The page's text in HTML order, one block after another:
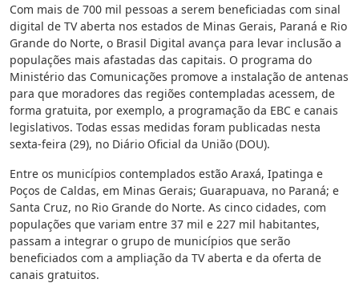
Com mais de 700 mil pessoas a serem beneficiadas com sinal
digital de TV aberta nos estados de Minas Gerais, Paraná e Rio
Grande do Norte, o Brasil Digital avança para levar inclusão a
populações mais afastadas das capitais. O programa do
Ministério das Comunicações promove a instalação de antenas
para que moradores das regiões contempladas acessem, de
forma gratuita, por exemplo, a programação da EBC e canais
legislativos. Todas essas medidas foram publicadas nesta
sexta-feira (29), no Diário Oficial da União (DOU).
Entre os municípios contemplados estão Araxá, Ipatinga e
Poços de Caldas, em Minas Gerais; Guarapuava, no Paraná; e
Santa Cruz, no Rio Grande do Norte. As cinco cidades, com
populações que variam entre 37 mil e 227 mil habitantes,
passam a integrar o grupo de municípios que serão
beneficiados com a ampliação da TV aberta e da oferta de
canais gratuitos.